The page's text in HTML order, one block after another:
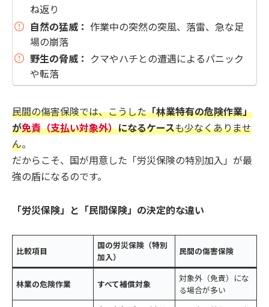
ね返り
自然の猛威： 作業中の突然の突風、落雷、急な足
場の崩落
野生の脅威： クマやハチとの遭遇によるパニック
や転落
民間の傷害保険では、こうした「林業特有の危険作業」
が免責（支払い対象外）になるケースも少なくありませ
ん。
だからこそ、国が用意した「労災保険の特別加入」が最
強の盾になるのです。
「労災保険」と「民間保険」の決定的な違い
比較項目
国の労災保険（特別
加入）
民間の傷害保険
林業の危険作業 すべて補償対象
対象外（免責）にな
る場合が多い